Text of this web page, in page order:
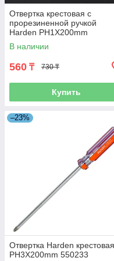
Отвертка крестовая c
прорезиненной ручкой
Harden PH1X200mm
В наличии
560 ₸ 730 ₸
Купить
–23%
Отвертка Harden крестовая
PH3X200mm 550233